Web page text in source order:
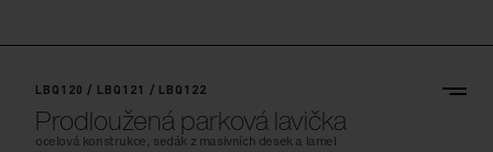
LBQ120 / LBQ121 / LBQ122
Prodloužená parková lavička
ocelová konstrukce, sedák z masivních desek a lamel